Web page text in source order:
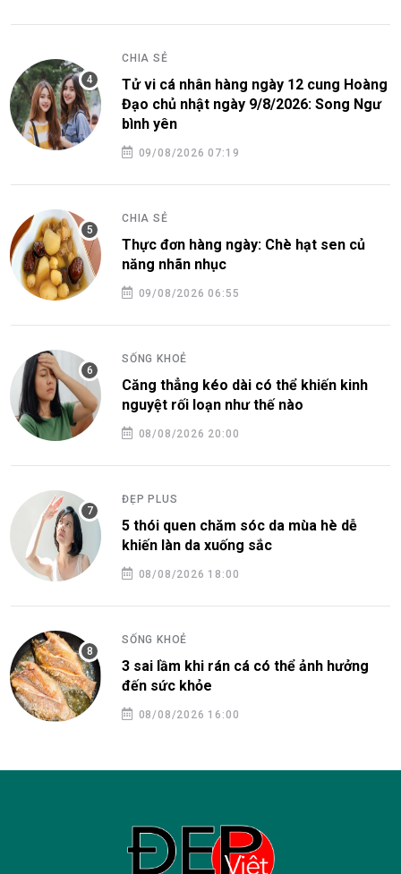
CHIA SẺ
Tử vi cá nhân hàng ngày 12 cung Hoàng
Đạo chủ nhật ngày 9/8/2026: Song Ngư
bình yên
09/08/2026 07:19
CHIA SẺ
Thực đơn hàng ngày: Chè hạt sen củ
năng nhãn nhục
09/08/2026 06:55
SỐNG KHOẺ
Căng thẳng kéo dài có thể khiến kinh
nguyệt rối loạn như thế nào
08/08/2026 20:00
ĐẸP PLUS
5 thói quen chăm sóc da mùa hè dễ
khiến làn da xuống sắc
08/08/2026 18:00
SỐNG KHOẺ
3 sai lầm khi rán cá có thể ảnh hưởng
đến sức khỏe
08/08/2026 16:00